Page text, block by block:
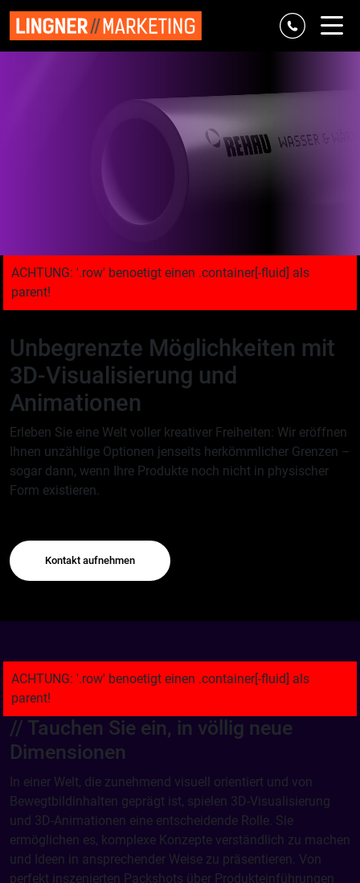
Unbegrenzte Möglichkeiten mit
3D-Visualisierung und
Animationen
Erleben Sie eine Welt voller kreativer Freiheiten: Wir eröffnen
Ihnen unzählige Optionen jenseits herkömmlicher Grenzen –
sogar dann, wenn Ihre Produkte noch nicht in physischer
Form existieren.
Kontakt aufnehmen
// Tauchen Sie ein, in völlig neue
Dimensionen
In einer Welt, die zunehmend visuell orientiert und von
Bewegtbildinhalten geprägt ist, spielen 3D-Visualisierung
und 3D-Animationen eine entscheidende Rolle. Sie
ermöglichen es, komplexe Konzepte verständlich zu machen
und Ideen in ansprechender Weise zu präsentieren. Von
perfekt inszenierten Packshots über Produkteinführungen